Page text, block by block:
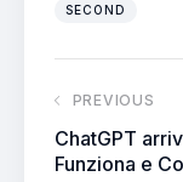
SECOND
PREVIOUS
ChatGPT
Funziona e